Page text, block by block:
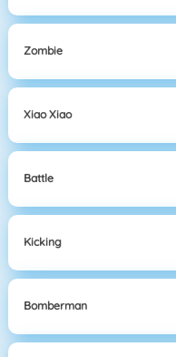
Zombie
Xiao Xiao
Battle
Kicking
Bomberman